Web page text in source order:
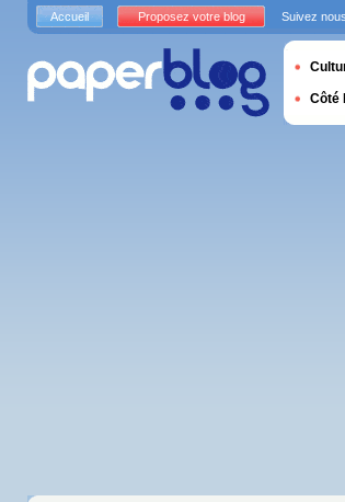
Accueil Proposez votre blog Suivez nous
Côté